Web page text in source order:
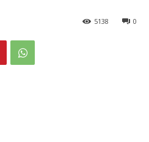
0
5138